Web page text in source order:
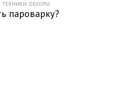
ОБЗОРЫ.
пароварку?